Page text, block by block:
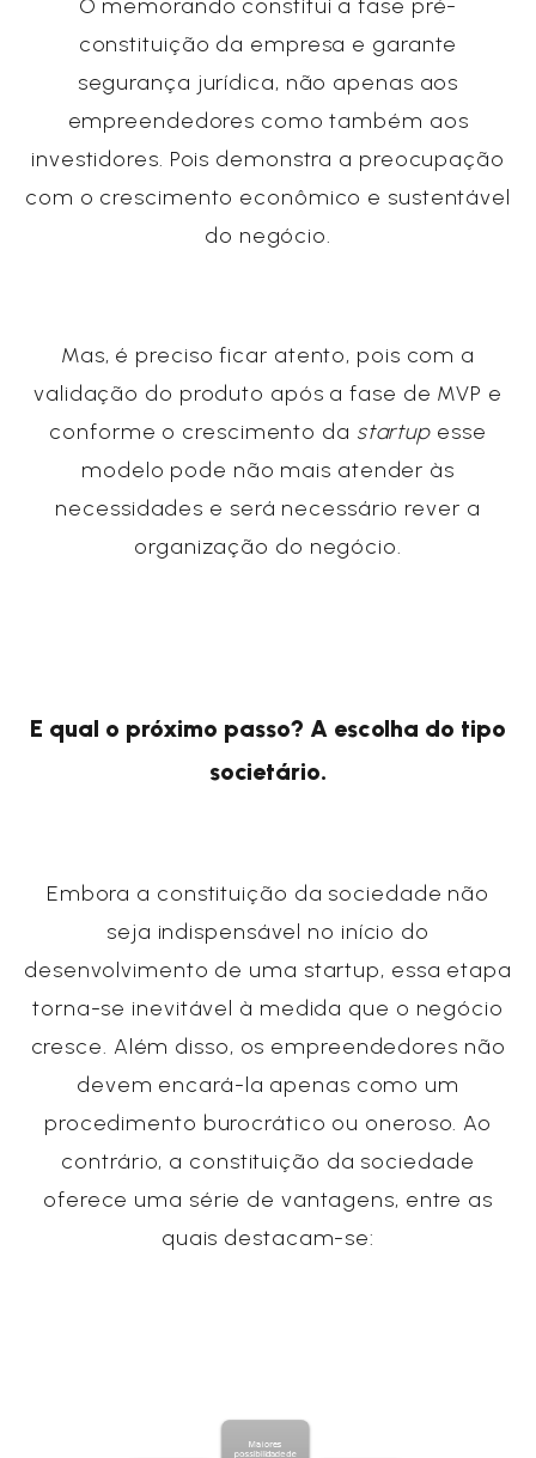
O memorando constitui a fase pré-
constituição da empresa e garante
segurança jurídica, não apenas aos
empreendedores como também aos
investidores. Pois demonstra a preocupação
com o crescimento econômico e sustentável
do negócio.
Mas, é preciso ficar atento, pois com a
validação do produto após a fase de MVP e
conforme o crescimento da startup esse
modelo pode não mais atender às
necessidades e será necessário rever a
organização do negócio.
E qual o próximo passo? A escolha do tipo
societário.
Embora a constituição da sociedade não
seja indispensável no início do
desenvolvimento de uma startup, essa etapa
torna-se inevitável à medida que o negócio
cresce. Além disso, os empreendedores não
devem encará-la apenas como um
procedimento burocrático ou oneroso. Ao
contrário, a constituição da sociedade
oferece uma série de vantagens, entre as
quais destacam-se: